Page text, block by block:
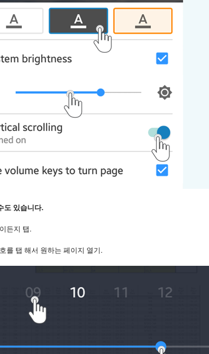
도 있습니다.
든지 탭.
를 탭 해서 원하는 페이지 열기.